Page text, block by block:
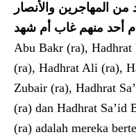
المهاجرين والأنصار
أحد منهم غاب أم شهد
Abu Bakr (ra), Hadhrat
(ra), Hadhrat Ali (ra),
Zubair (ra), Hadhrat
(ra) dan Hadhrat
(ra) adalah mereka